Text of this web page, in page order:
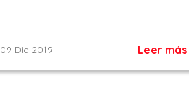
09 Dic 2019 Leer más